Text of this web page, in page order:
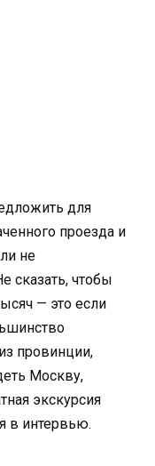
для
проезда и
не
сказать, чтобы
— это если
провинции,
Москву,
экскурсия
в интервью.